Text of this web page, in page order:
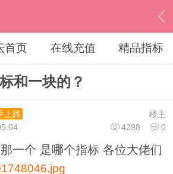
偿编写求助 › 内容
首页 在线充值 精品指标
和一块的？
楼主
上路
4298
0
一个 是哪个指标 各位大佬们